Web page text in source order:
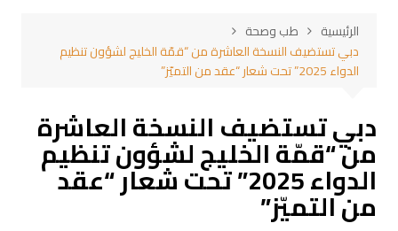
الرئيسية
طب وصحة
دبي تستضيف النسخة العاشرة من “قمّة الخليج لشؤون تنظيم
الدواء 2025” تحت شعار “عقد من التميّز”
دبي تستضيف النسخة العاشرة
من “قمّة الخليج لشؤون تنظيم
الدواء 2025” تحت شعار “عقد
من التميّز”